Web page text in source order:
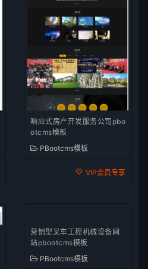
响应式房产开发服务公司pbo
otcms模板
PBootcms模板
VIP会员专享